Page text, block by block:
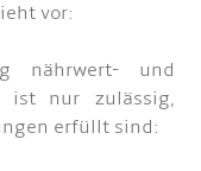
vor:
und
ist nur zulässig,
erfüllt sind: